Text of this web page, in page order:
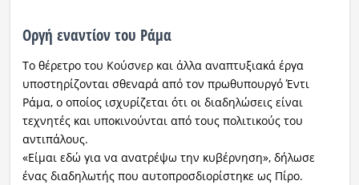
Οργή εναντίον του Ράμα
Το θέρετρο του Κούσνερ και άλλα αναπτυξιακά έργα
υποστηρίζονται σθεναρά από τον πρωθυπουργό Έντι
Ράμα, ο οποίος ισχυρίζεται ότι οι διαδηλώσεις είναι
τεχνητές και υποκινούνται από τους πολιτικούς του
αντιπάλους.
«Είμαι εδώ για να ανατρέψω την κυβέρνηση», δήλωσε
ένας διαδηλωτής που αυτοπροσδιορίστηκε ως Πίρο.